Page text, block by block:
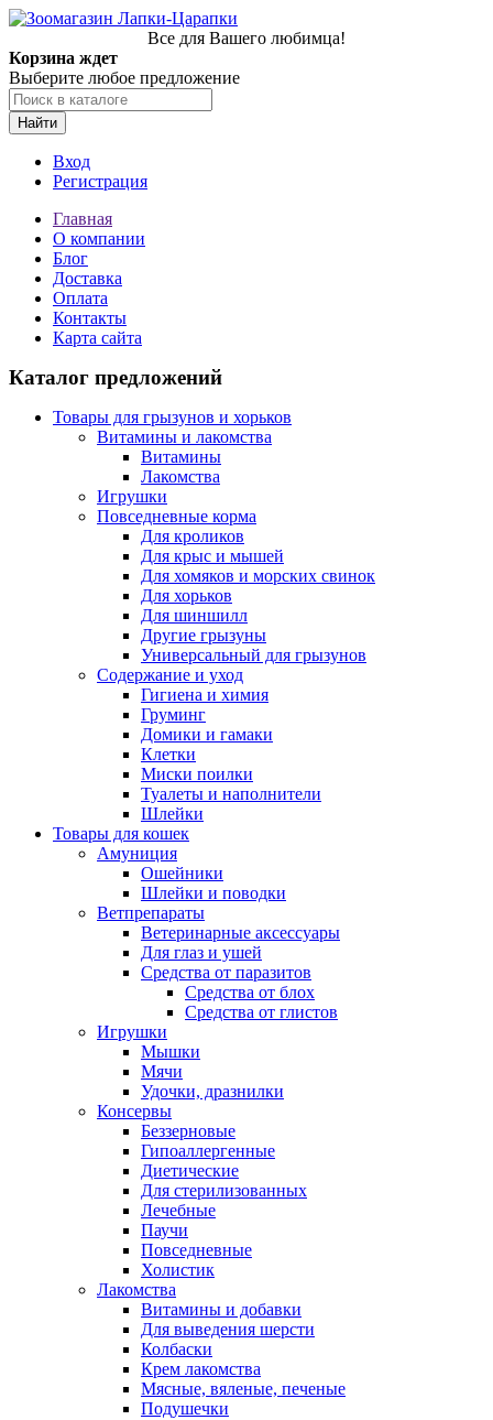
Все для Вашего любимца!
Корзина ждет
Выберите любое предложение
Найти
Вход
Регистрация
Главная
О компании
Блог
Доставка
Оплата
Контакты
Карта сайта
Каталог предложений
Товары для грызунов и хорьков
Витамины и лакомства
Витамины
Лакомства
Игрушки
Повседневные корма
Для кроликов
Для крыс и мышей
Для хомяков и морских свинок
Для хорьков
Для шиншилл
Другие грызуны
Универсальный для грызунов
Содержание и уход
Гигиена и химия
Груминг
Домики и гамаки
Клетки
Миски поилки
Туалеты и наполнители
Шлейки
Товары для кошек
Амуниция
Ошейники
Шлейки и поводки
Ветпрепараты
Ветеринарные аксессуары
Для глаз и ушей
Средства от паразитов
Средства от блох
Средства от глистов
Игрушки
Мышки
Мячи
Удочки, дразнилки
Консервы
Беззерновые
Гипоаллергенные
Диетические
Для стерилизованных
Лечебные
Паучи
Повседневные
Холистик
Лакомства
Витамины и добавки
Для выведения шерсти
Колбаски
Крем лакомства
Мясные, вяленые, печеные
Подушечки